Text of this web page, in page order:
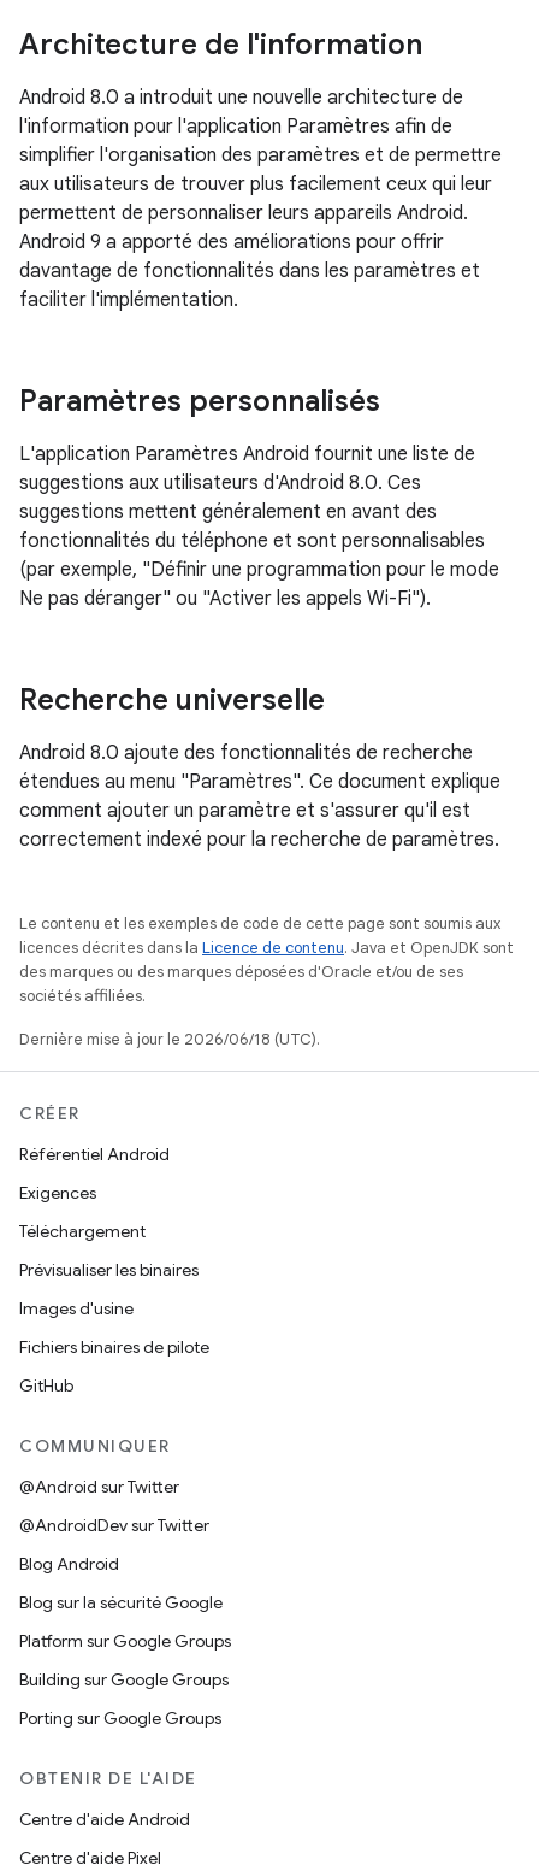
Architecture de l'information
Android 8.0 a introduit une nouvelle architecture de
l'information pour l'application Paramètres afin de
simplifier l'organisation des paramètres et de permettre
aux utilisateurs de trouver plus facilement ceux qui leur
permettent de personnaliser leurs appareils Android.
Android 9 a apporté des améliorations pour offrir
davantage de fonctionnalités dans les paramètres et
faciliter l'implémentation.
Paramètres personnalisés
L'application Paramètres Android fournit une liste de
suggestions aux utilisateurs d'Android 8.0. Ces
suggestions mettent généralement en avant des
fonctionnalités du téléphone et sont personnalisables
(par exemple, "Définir une programmation pour le mode
Ne pas déranger" ou "Activer les appels Wi-Fi").
Recherche universelle
Android 8.0 ajoute des fonctionnalités de recherche
étendues au menu "Paramètres". Ce document explique
comment ajouter un paramètre et s'assurer qu'il est
correctement indexé pour la recherche de paramètres.
Le contenu et les exemples de code de cette page sont soumis aux
licences décrites dans la Licence de contenu. Java et OpenJDK sont
des marques ou des marques déposées d'Oracle et/ou de ses
sociétés affiliées.
Dernière mise à jour le 2026/06/18 (UTC).
CRÉER
Référentiel Android
Exigences
Téléchargement
Prévisualiser les binaires
Images d'usine
Fichiers binaires de pilote
GitHub
COMMUNIQUER
@Android sur Twitter
@AndroidDev sur Twitter
Blog Android
Blog sur la sécurité Google
Platform sur Google Groups
Building sur Google Groups
Porting sur Google Groups
OBTENIR DE L'AIDE
Centre d'aide Android
Centre d'aide Pixel